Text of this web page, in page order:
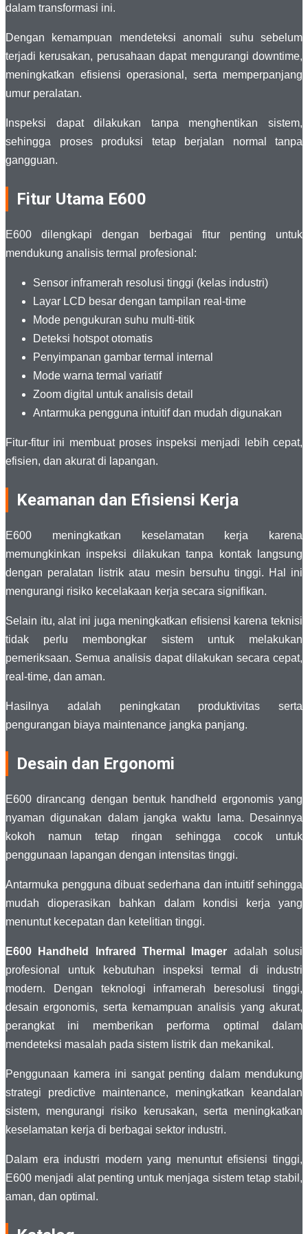
dalam transformasi ini.
Dengan kemampuan mendeteksi anomali suhu sebelum
terjadi kerusakan, perusahaan dapat mengurangi downtime,
meningkatkan efisiensi operasional, serta memperpanjang
umur peralatan.
Inspeksi dapat dilakukan tanpa menghentikan sistem,
sehingga proses produksi tetap berjalan normal tanpa
gangguan.
Fitur Utama E600
E600 dilengkapi dengan berbagai fitur penting untuk
mendukung analisis termal profesional:
Sensor inframerah resolusi tinggi (kelas industri)
Layar LCD besar dengan tampilan real-time
Mode pengukuran suhu multi-titik
Deteksi hotspot otomatis
Penyimpanan gambar termal internal
Mode warna termal variatif
Zoom digital untuk analisis detail
Antarmuka pengguna intuitif dan mudah digunakan
Fitur-fitur ini membuat proses inspeksi menjadi lebih cepat,
efisien, dan akurat di lapangan.
Keamanan dan Efisiensi Kerja
E600 meningkatkan keselamatan kerja karena
memungkinkan inspeksi dilakukan tanpa kontak langsung
dengan peralatan listrik atau mesin bersuhu tinggi. Hal ini
mengurangi risiko kecelakaan kerja secara signifikan.
Selain itu, alat ini juga meningkatkan efisiensi karena teknisi
tidak perlu membongkar sistem untuk melakukan
pemeriksaan. Semua analisis dapat dilakukan secara cepat,
real-time, dan aman.
Hasilnya adalah peningkatan produktivitas serta
pengurangan biaya maintenance jangka panjang.
Desain dan Ergonomi
E600 dirancang dengan bentuk handheld ergonomis yang
nyaman digunakan dalam jangka waktu lama. Desainnya
kokoh namun tetap ringan sehingga cocok untuk
penggunaan lapangan dengan intensitas tinggi.
Antarmuka pengguna dibuat sederhana dan intuitif sehingga
mudah dioperasikan bahkan dalam kondisi kerja yang
menuntut kecepatan dan ketelitian tinggi.
E600 Handheld Infrared Thermal Imager adalah solusi
profesional untuk kebutuhan inspeksi termal di industri
modern. Dengan teknologi inframerah beresolusi tinggi,
desain ergonomis, serta kemampuan analisis yang akurat,
perangkat ini memberikan performa optimal dalam
mendeteksi masalah pada sistem listrik dan mekanikal.
Penggunaan kamera ini sangat penting dalam mendukung
strategi predictive maintenance, meningkatkan keandalan
sistem, mengurangi risiko kerusakan, serta meningkatkan
keselamatan kerja di berbagai sektor industri.
Dalam era industri modern yang menuntut efisiensi tinggi,
E600 menjadi alat penting untuk menjaga sistem tetap stabil,
aman, dan optimal.